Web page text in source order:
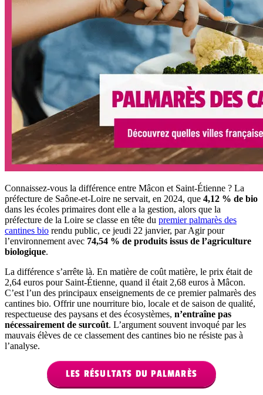
Connaissez-vous la différence entre Mâcon et Saint-Étienne ? La
préfecture de Saône-et-Loire ne servait, en 2024, que 4,12 % de bio
dans les écoles primaires dont elle a la gestion, alors que la
préfecture de la Loire se classe en tête du premier palmarès des
cantines bio rendu public, ce jeudi 22 janvier, par Agir pour
l’environnement avec 74,54 % de produits issus de l’agriculture
biologique.
La différence s’arrête là. En matière de coût matière, le prix était de
2,64 euros pour Saint-Étienne, quand il était 2,68 euros à Mâcon.
C’est l’un des principaux enseignements de ce premier palmarès des
cantines bio. Offrir une nourriture bio, locale et de saison de qualité,
respectueuse des paysans et des écosystèmes, n’entraîne pas
nécessairement de surcoût. L’argument souvent invoqué par les
mauvais élèves de ce classement des cantines bio ne résiste pas à
l’analyse.
LES RÉSULTATS DU PALMARÈS